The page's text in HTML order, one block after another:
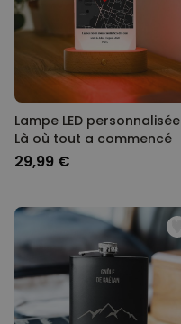
Lampe LED personnalisée
Là où tout a commencé
29,99 €